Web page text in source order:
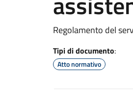
Regolamento del
Tipi di documento:
Atto normativo